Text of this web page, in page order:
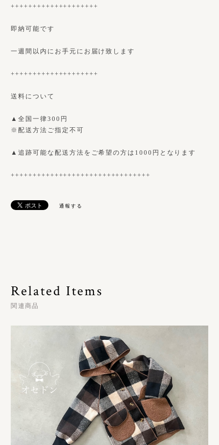
++++++++++++++++++++
即納可能です
一週間以内にお手元にお届け致します
++++++++++++++++++++
送料について
▲全国一律300円
※配送方法ご指定不可
▲追跡可能な配送方法をご希望の方は1000円となります
++++++++++++++++++++++++++++++++
通報する
Related Items
関連商品